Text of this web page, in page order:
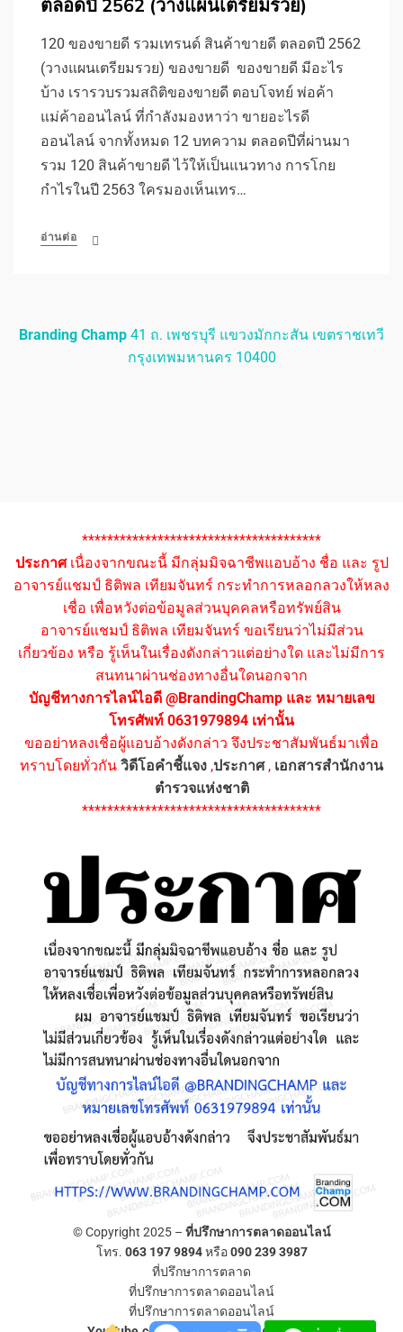
ตลอดปี 2562 (วางแผนเตรียมรวย)
120 ของขายดี รวมเทรนด์ สินค้าขายดี ตลอดปี 2562
(วางแผนเตรียมรวย) ของขายดี ของขายดี มีอะไร
บ้าง เรารวบรวมสถิติของขายดี ตอบโจทย์ พ่อค้า
แม่ค้าออนไลน์ ที่กำลังมองหาว่า ขายอะไรดี
ออนไลน์ จากทั้งหมด 12 บทความ ตลอดปีที่ผ่านมา
รวม 120 สินค้าขายดี ไว้ให้เป็นแนวทาง การโกย
กำไรในปี 2563 ใครมองเห็นเทร…
อ่านต่อ
Branding Champ 41 ถ. เพชรบุรี แขวงมักกะสัน เขตราชเทวี
กรุงเทพมหานคร 10400
**************************************
ประกาศเนื่องจากขณะนี้ มีกลุ่มมิจฉาชีพแอบอ้าง ชื่อ และ รูป
อาจารย์แชมป์ ธิติพล เทียมจันทร์ กระทำการหลอกลวงให้หลง
เชื่อ เพื่อหวังต่อข้อมูลส่วนบุคคลหรือทรัพย์สิน
อาจารย์แชมป์ ธิติพล เทียมจันทร์ ขอเรียนว่าไม่มีส่วน
เกี่ยวข้อง หรือ รู้เห็นในเรื่องดังกล่าวแต่อย่างใด และไม่มีการ
สนทนาผ่านช่องทางอื่นใดนอกจาก
บัญชีทางการไลน์ไอดี @BrandingChamp และ หมายเลข
โทรศัพท์ 0631979894 เท่านั้น
ขออย่าหลงเชื่อผู้แอบอ้างดังกล่าว จึงประชาสัมพันธ์มาเพื่อ
ทราบโดยทั่วกัน วิดีโอคำชี้แจง ,ประกาศ, เอกสารสำนักงาน
ตำรวจแห่งชาติ
**************************************
© Copyright 2025 – ที่ปรึกษาการตลาดออนไลน์
โทร. 063 197 9894หรือ090 239 3987
ที่ปรึกษาการตลาด
ที่ปรึกษาการตลาดออนไลน์
ที่ปรึกษาการตลาดออนไลน์